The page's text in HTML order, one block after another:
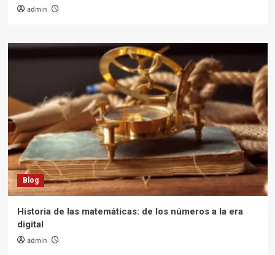
admin
Blog
Historia de las matemáticas: de los números a la era
digital
admin